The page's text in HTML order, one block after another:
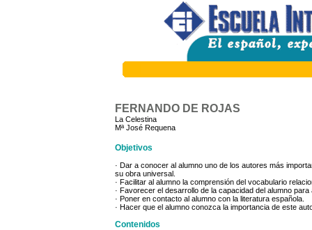
FERNANDO DE ROJAS
La Celestina
Mª José Requena
Objetivos
· Dar a conocer al alumno uno de los autores más
su obra universal.
· Facilitar al alumno la comprensión del vocabulario
· Favorecer el desarrollo de la capacidad del alumno
· Poner en contacto al alumno con la literatura española.
· Hacer que el alumno conozca la importancia de este
Contenidos